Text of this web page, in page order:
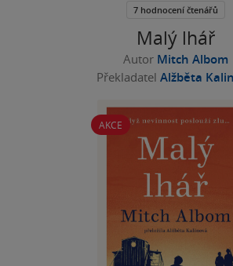
Malý lhář
Autor Mitch Albom
Překladatel Alžběta
AKCE
5
7 hodnocení čtenářů